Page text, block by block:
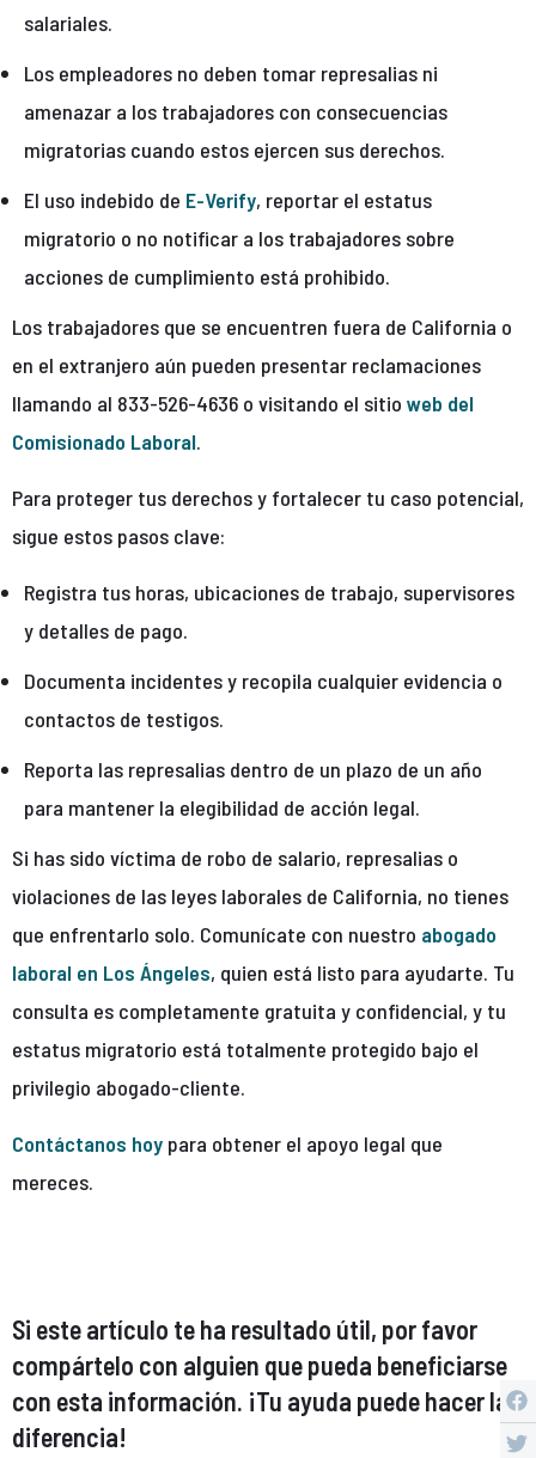
salariales.
Los empleadores no deben tomar represalias ni
amenazar a los trabajadores con consecuencias
migratorias cuando estos ejercen sus derechos.
El uso indebido de E-Verify, reportar el estatus
migratorio o no notificar a los trabajadores sobre
acciones de cumplimiento está prohibido.
Los trabajadores que se encuentren fuera de California o
en el extranjero aún pueden presentar reclamaciones
llamando al 833-526-4636 o visitando el sitio web del
Comisionado Laboral.
Para proteger tus derechos y fortalecer tu caso potencial,
sigue estos pasos clave:
Registra tus horas, ubicaciones de trabajo, supervisores
y detalles de pago.
Documenta incidentes y recopila cualquier evidencia o
contactos de testigos.
Reporta las represalias dentro de un plazo de un año
para mantener la elegibilidad de acción legal.
Si has sido víctima de robo de salario, represalias o
violaciones de las leyes laborales de California, no tienes
que enfrentarlo solo. Comunícate con nuestro abogado
laboral en Los Ángeles, quien está listo para ayudarte. Tu
consulta es completamente gratuita y confidencial, y tu
estatus migratorio está totalmente protegido bajo el
privilegio abogado-cliente.
Contáctanos hoy para obtener el apoyo legal que
mereces.
Si este artículo te ha resultado útil, por favor
compártelo con alguien que pueda beneficiarse
con esta información. ¡Tu ayuda puede hacer la
diferencia!